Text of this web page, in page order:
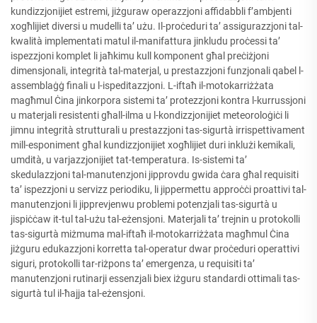
kundizzjonijiet estremi, jiżguraw operazzjoni affidabbli f’ambjenti
xogħlijiet diversi u mudelli ta’ użu. Il-proċeduri ta’ assigurazzjoni tal-
kwalità implementati matul il-manifattura jinkludu proċessi ta’
ispezzjoni komplet li jaħkimu kull komponent għal preċiżjoni
dimensjonali, integrità tal-materjal, u prestazzjoni funzjonali qabel l-
assemblaġġ finali u l-ispeditazzjoni. L-iftaħ il-motokarriżżata
magħmul Ċina jinkorpora sistemi ta’ protezzjoni kontra l-kurrussjoni
u materjali resistenti għall-ilma u l-kondizzjonijiet meteoroloġiċi li
jimnu integrità strutturali u prestazzjoni tas-sigurtà irrispettivament
mill-esponiment għal kundizzjonijiet xogħlijiet duri inklużi kemikali,
umdità, u varjazzjonijiet tat-temperatura. Is-sistemi ta’
skedulazzjoni tal-manutenzjoni jipprovdu gwida ċara għal requisiti
ta’ ispezzjoni u servizz periodiku, li jippermettu approċċi proattivi tal-
manutenzjoni li jipprevjenwu problemi potenzjali tas-sigurtà u
jispiċċaw it-tul tal-użu tal-eżensjoni. Materjali ta’ trejnin u protokolli
tas-sigurtà miżmuma mal-iftaħ il-motokarriżżata magħmul Ċina
jiżguru edukazzjoni korretta tal-operatur dwar proċeduri operattivi
siguri, protokolli tar-riżpons ta’ emergenza, u requisiti ta’
manutenzjoni rutinarji essenzjali biex iżguru standardi ottimali tas-
sigurtà tul il-ħajja tal-eżensjoni.